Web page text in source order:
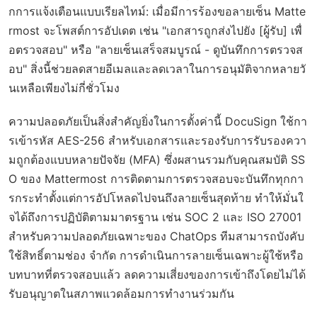
กการแจ้งเตือนแบบเรียลไทม์: เมื่อมีการร้องขอลายเซ็น Matte
rmost จะโพสต์การอัปเดต เช่น "เอกสารถูกส่งไปยัง [ผู้รับ] เพื่
อตรวจสอบ" หรือ "ลายเซ็นเสร็จสมบูรณ์ - ดูบันทึกการตรวจส
อบ" สิ่งนี้ช่วยลดสายอีเมลและลดเวลาในการอนุมัติจากหลายวั
นเหลือเพียงไม่กี่ชั่วโมง
ความปลอดภัยเป็นสิ่งสำคัญยิ่งในการตั้งค่านี้ DocuSign ใช้กา
รเข้ารหัส AES-256 สำหรับเอกสารและรองรับการรับรองควา
มถูกต้องแบบหลายปัจจัย (MFA) ซึ่งผสานรวมกับคุณสมบัติ SS
O ของ Mattermost การติดตามการตรวจสอบจะบันทึกทุกกา
รกระทำตั้งแต่การอัปโหลดไปจนถึงลายเซ็นสุดท้าย ทำให้มั่นใ
จได้ถึงการปฏิบัติตามมาตรฐาน เช่น SOC 2 และ ISO 27001
สำหรับความปลอดภัยเฉพาะของ ChatOps ทีมสามารถบังคับ
ใช้สิทธิ์ตามช่อง จำกัด การดำเนินการลายเซ็นเฉพาะผู้ใช้หรือ
บทบาทที่ตรวจสอบแล้ว ลดความเสี่ยงของการเข้าถึงโดยไม่ได้
รับอนุญาตในสภาพแวดล้อมการทำงานร่วมกัน